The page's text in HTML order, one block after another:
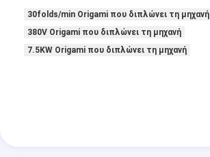
Αυτόματη μηχανή καρφώματος
Ημι αυτόματη μηχανή καρφώματος
30folds/min Origami που διπλώνει τη μηχανή
380V Origami που διπλώνει τη μηχανή
7.5KW Origami που διπλώνει τη μηχανή